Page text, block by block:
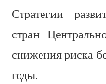
Стратегии
стран
снижения риска
годы.